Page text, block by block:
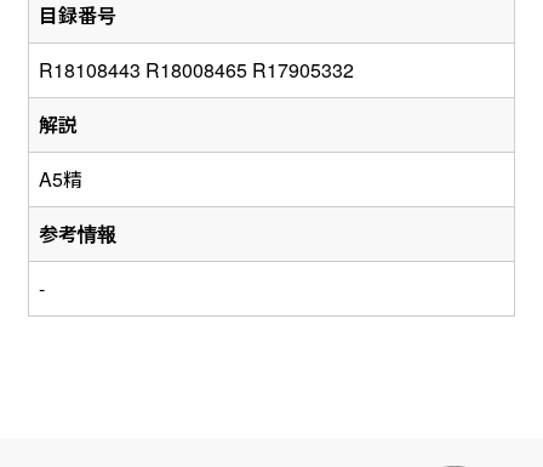
目録番号
R18108443 R18008465 R17905332
解説
A5精
参考情報
-